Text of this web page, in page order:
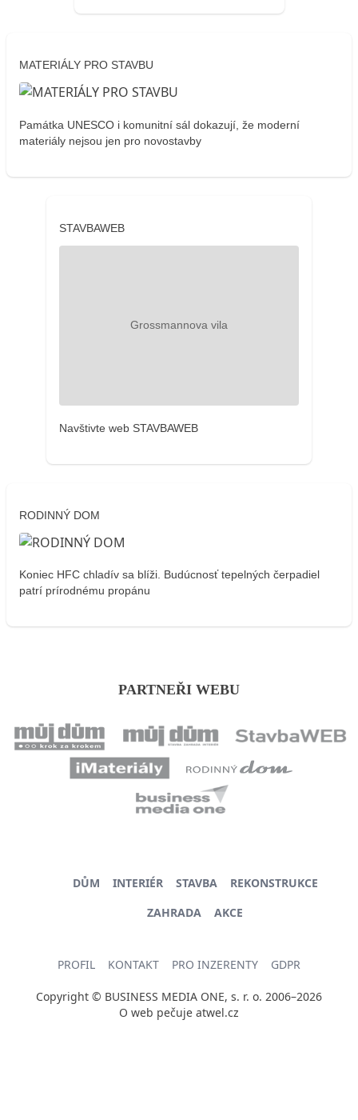
MATERIÁLY PRO STAVBU
Památka UNESCO i komunitní sál dokazují, že moderní
materiály nejsou jen pro novostavby
STAVBAWEB
Navštivte web STAVBAWEB
RODINNÝ DOM
Koniec HFC chladív sa blíži. Budúcnosť tepelných čerpadiel
patrí prírodnému propánu
PARTNEŘI WEBU
DŮM INTERIÉR STAVBA
REKONSTRUKCE
ZAHRADA
AKCE
PROFIL KONTAKT PRO INZERENTY GDPR
Copyright © BUSINESS MEDIA ONE, s. r. o. 2006–2026